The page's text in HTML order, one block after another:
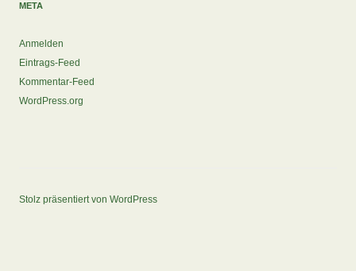
META
Anmelden
Eintrags-Feed
Kommentar-Feed
WordPress.org
Stolz präsentiert von WordPress